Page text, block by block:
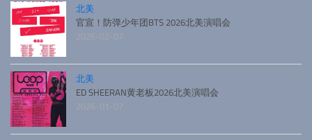
北美
官宣！防弹少年团BTS 2026北美演唱会
2026-02-07
北美
ED SHEERAN黄老板2026北美演唱会
2026-01-07